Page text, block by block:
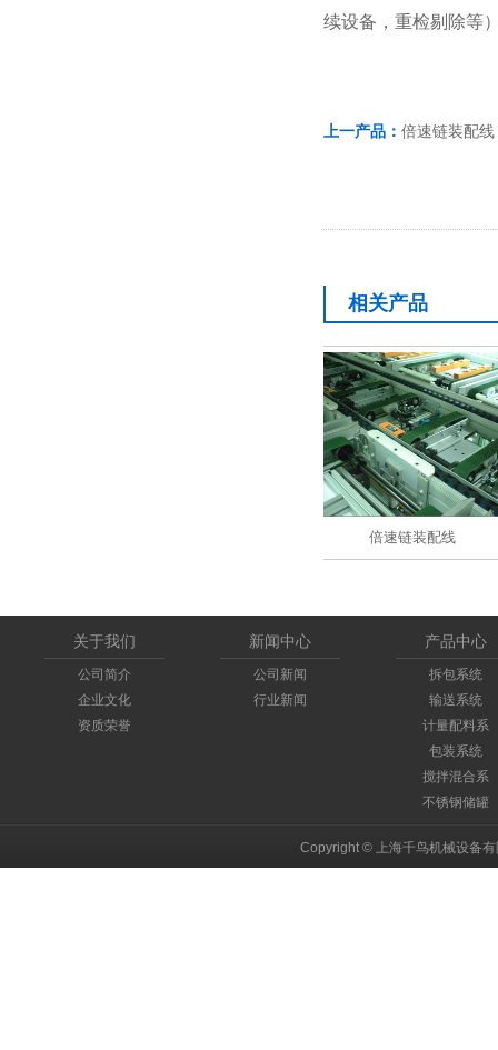
续设备，重检剔除等
上一产品： 倍速链装配线
相关产品
倍速链装配线
关于我们
公司简介
企业文化
资质荣誉
新闻中心
公司新闻
行业新闻
产品中心
拆包系统
输送系统
计量配料系
统
包装系统
搅拌混合系
统
不锈钢储罐
Copyright © 上海千鸟机械设备